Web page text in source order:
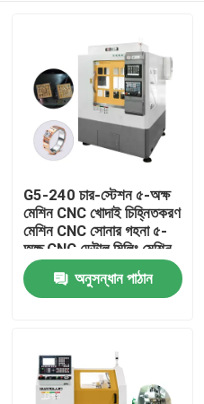
বাড়ি
G5-240 চার-স্টেশন ৫-অক্ষ
মেশিন CNC খোদাই চিহ্নিতকরণ
মেশিন CNC সোনার গহনা ৫-
অক্ষ CNC ডেন্টাল মিলিং মেশিন
বিক্রয়ের জন্য
অনুসন্ধান পাঠান